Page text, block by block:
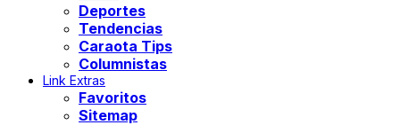
Deportes
Tendencias
Caraota Tips
Columnistas
Link Extras
Favoritos
Sitemap